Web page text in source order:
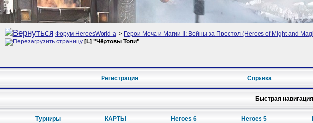
Форум HeroesWorld-а > Герои Меча и Магии II: Войны за Престол (Heroes of Might and
[L] "Чёртовы Топи"
Регистрация Справка
Быстрая
Турниры КАРТЫ Heroes 6 Heroes 5